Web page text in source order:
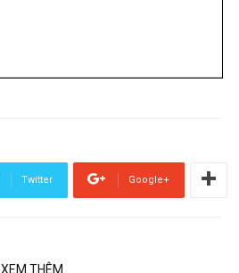
Twitter Google+
XEM THÊM